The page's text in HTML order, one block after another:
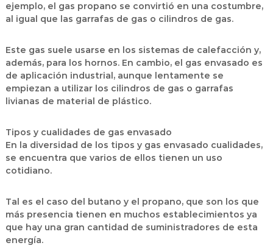
ejemplo, el gas propano se convirtió en una costumbre,
al igual que las garrafas de gas o cilindros de gas.
Este gas suele usarse en los sistemas de calefacción y,
además, para los hornos. En cambio, el gas envasado es
de aplicación industrial, aunque lentamente se
empiezan a utilizar los cilindros de gas o garrafas
livianas de material de plástico.
Tipos y cualidades de gas envasado
En la diversidad de los tipos y gas envasado cualidades,
se encuentra que varios de ellos tienen un uso
cotidiano.
Tal es el caso del butano y el propano, que son los que
más presencia tienen en muchos establecimientos ya
que hay una gran cantidad de suministradores de esta
energía.